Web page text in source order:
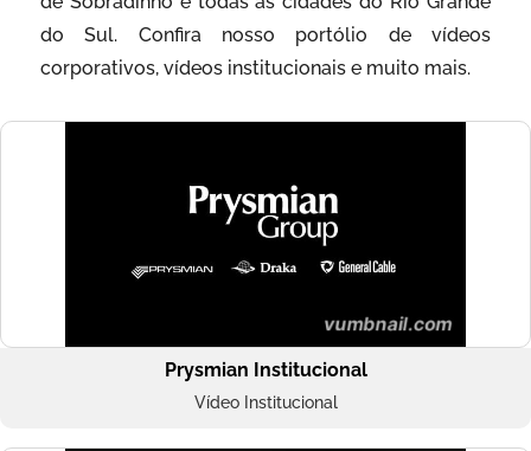
do Sul. Confira nosso portólio de vídeos
corporativos, vídeos institucionais e muito mais.
Prysmian Institucional
Vídeo Institucional